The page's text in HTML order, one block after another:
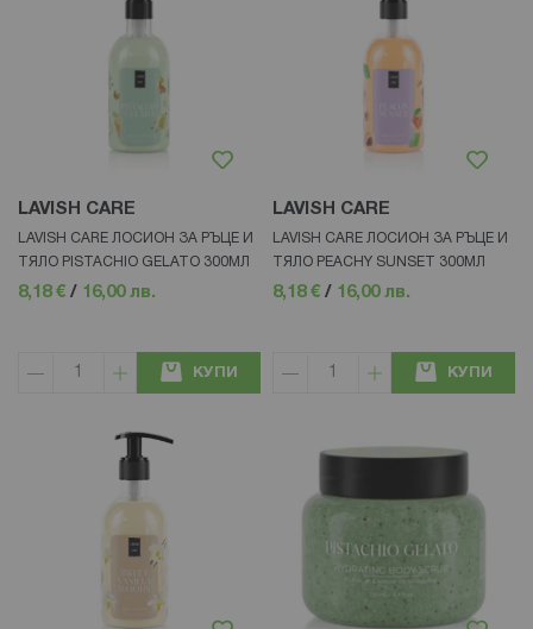
LAVISH CARE
LAVISH CARE ЛОСИОН ЗА РЪЦЕ И
ТЯЛО PISTACHIO GELATO 300МЛ
8,18 € / 16,00 лв.
КУПИ
LAVISH CARE
LAVISH CARE ЛОСИОН ЗА РЪЦЕ И
ТЯЛО PEACHY SUNSET 300МЛ
8,18 € / 16,00 лв.
КУПИ